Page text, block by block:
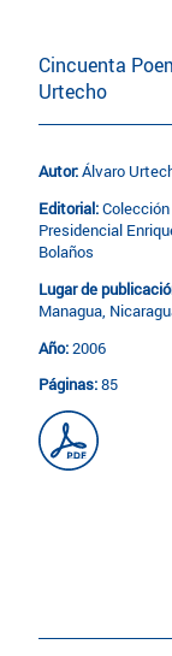
Cincuenta
Urtecho
Autor:Álvaro
Editorial:Colección
Presidencial
Bolaños
Lugar de
Managua,
Año:2006
Páginas:85